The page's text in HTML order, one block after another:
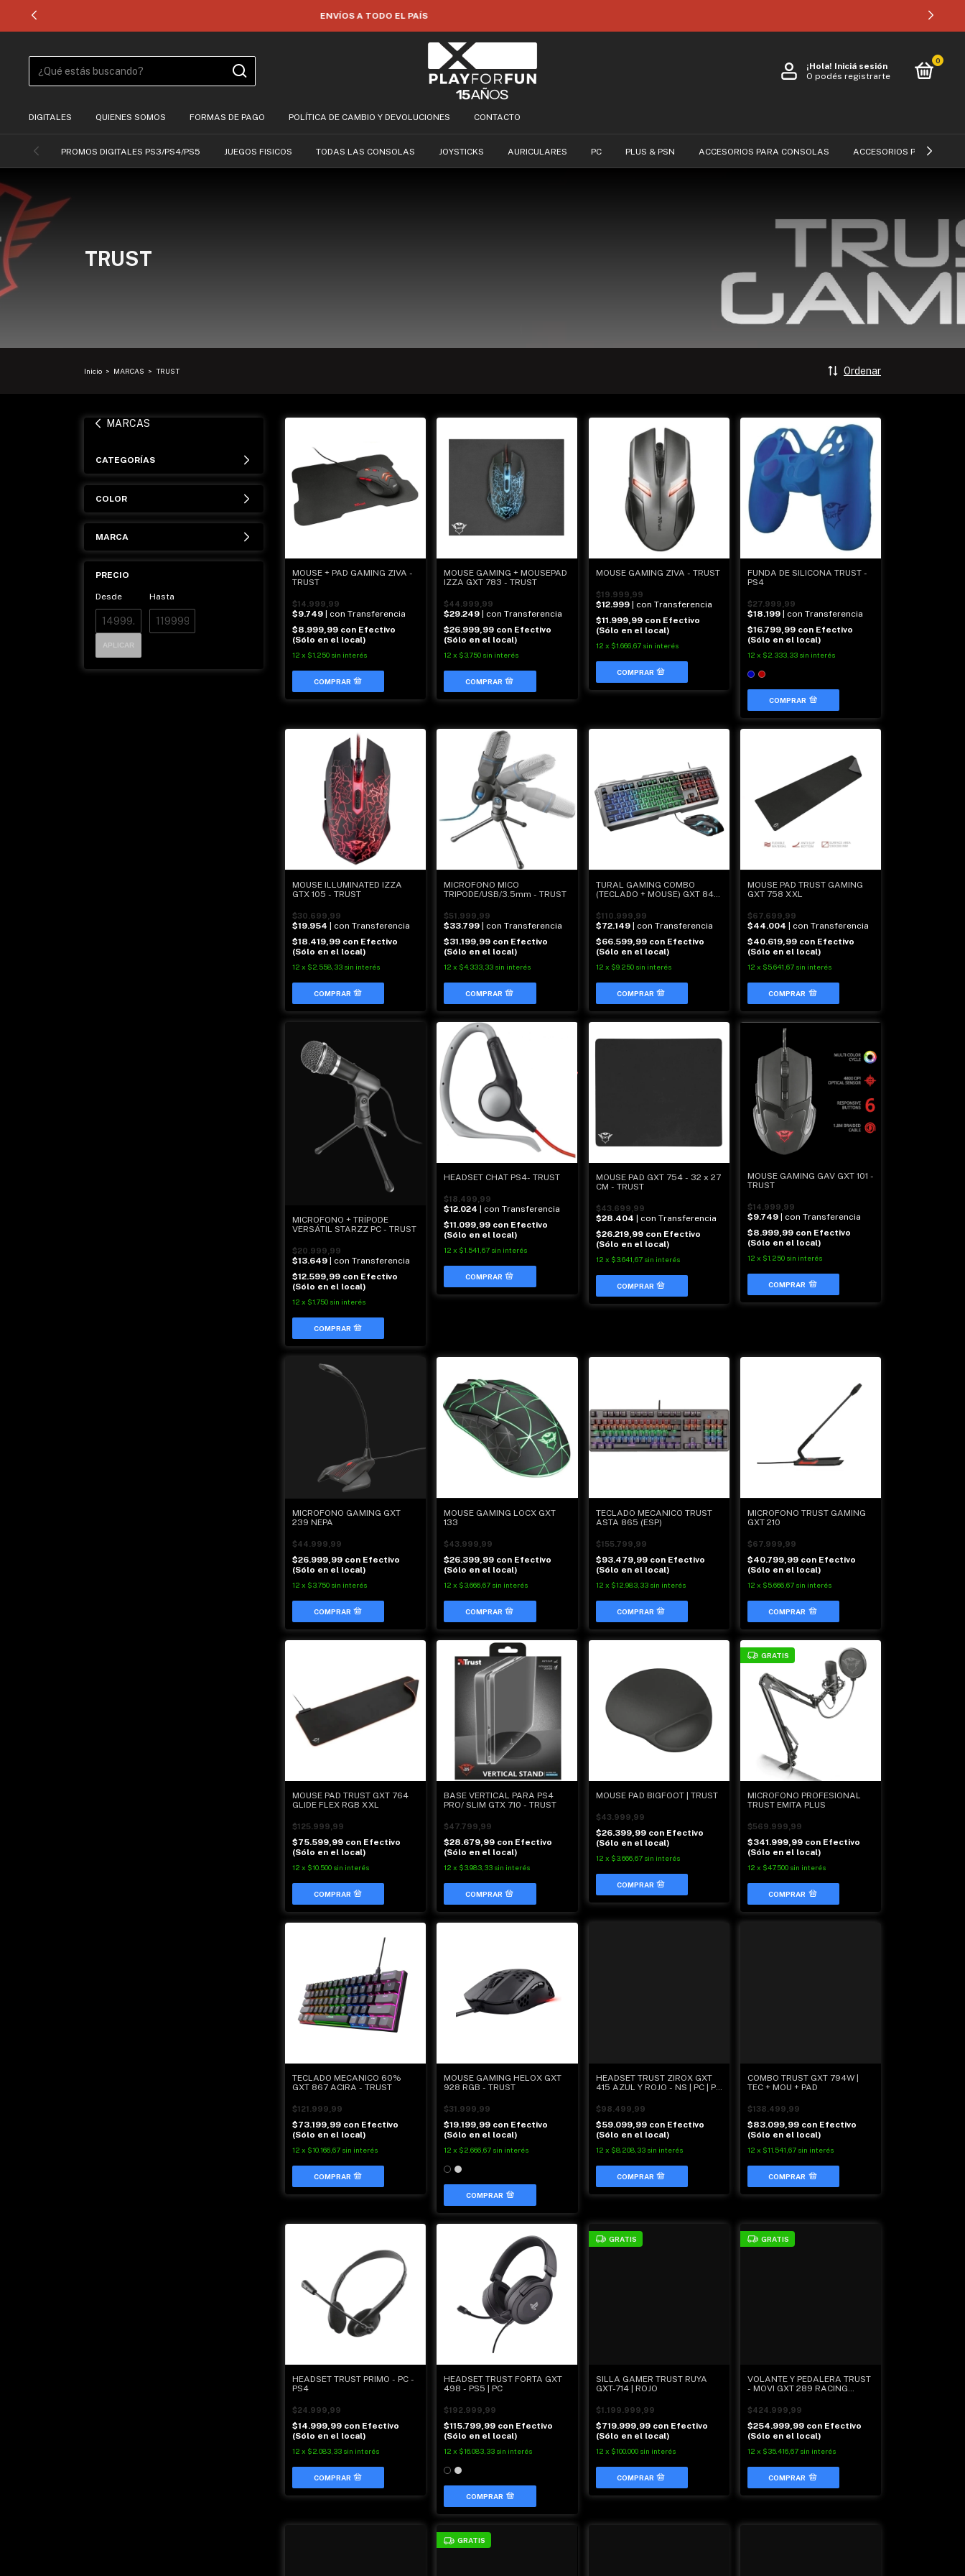
35% OFF POR TRANSFERENCIA
¡Hola! Iniciá sesión
O podés registrarte
0
DIGITALES QUIENES SOMOS FORMAS DE PAGO POLÍTICA DE CAMBIO Y DEVOLUCIONES CONTACTO
PROMOS DIGITALES PS3/PS4/PS5 JUEGOS FISICOS TODAS LAS CONSOLAS JOYSTICKS AURICULARES PC PLUS & PSN ACCESORIOS PARA CONSOLAS ACCESORIOS PARA
TRUST
Inicio > MARCAS > TRUST Ordenar
MARCAS
CATEGORÍAS
COLOR
MARCA
PRECIO
Desde Hasta
APLICAR
MOUSE + PAD GAMING ZIVA -
TRUST
$14.999,99
$9.749
| con Transferencia
$8.999,99 con Efectivo
(Sólo en el local)
12 x $1.250 sin interés
MOUSE GAMING + MOUSEPAD
IZZA GXT 783 - TRUST
$44.999,99
$29.249
| con Transferencia
$26.999,99 con Efectivo
(Sólo en el local)
12 x $3.750 sin interés
MOUSE GAMING ZIVA - TRUST
$19.999,99
$12.999
| con Transferencia
$11.999,99 con Efectivo
(Sólo en el local)
12 x $1.666,67 sin interés
FUNDA DE SILICONA TRUST -
PS4
$27.999,99
$18.199
| con Transferencia
$16.799,99 con Efectivo
(Sólo en el local)
12 x $2.333,33 sin interés
COMPRAR
MOUSE ILLUMINATED IZZA
GTX 105 - TRUST
$30.699,99
$19.954 | con Transferencia
$18.419,99 con Efectivo
(Sólo en el local)
12 x $2.558,33 sin interés
MICROFONO MICO
TRIPODE/USB/3.5mm - TRUST
$51.999,99
$33.799 | con Transferencia
$31.199,99 con Efectivo
(Sólo en el local)
12 x $4.333,33 sin interés
TURAL GAMING COMBO
(TECLADO + MOUSE) GXT 845
$110.999,99
$72.149 | con Transferencia
$66.599,99 con Efectivo
(Sólo en el local)
12 x $9.250 sin interés
MOUSE PAD TRUST GAMING
GXT 758 XXL
$67.699,99
$44.004 | con Transferencia
$40.619,99 con Efectivo
(Sólo en el local)
12 x $5.641,67 sin interés
MICROFONO + TRÍPODE
VERSÁTIL STARZZ PC - TRUST
$20.999,99
$13.649
| con Transferencia
$12.599,99 con Efectivo
(Sólo en el local)
12 x $1.750 sin interés
HEADSET CHAT PS4- TRUST
$18.499,99
$12.024 | con Transferencia
$11.099,99 con Efectivo
(Sólo en el local)
12 x $1.541,67 sin interés
MOUSE PAD GXT 754 - 32 x 27
CM - TRUST
$43.699,99
$28.404 | con Transferencia
$26.219,99 con Efectivo
(Sólo en el local)
12 x $3.641,67 sin interés
MOUSE GAMING GAV GXT 101 -
TRUST
$14.999,99
$9.749
| con Transferencia
$8.999,99 con Efectivo
(Sólo en el local)
12 x $1.250 sin interés
MICROFONO GAMING GXT
239 NEPA
$44.999,99
$26.999,99 con Efectivo
(Sólo en el local)
12 x $3.750 sin interés
MOUSE GAMING LOCX GXT
133
$43.999,99
$26.399,99 con Efectivo
(Sólo en el local)
12 x $3.666,67 sin interés
TECLADO MECANICO TRUST
ASTA 865 (ESP)
$155.799,99
$93.479,99 con Efectivo
(Sólo en el local)
12 x $12.983,33 sin interés
MICROFONO TRUST GAMING
GXT 210
$67.999,99
$40.799,99 con Efectivo
(Sólo en el local)
12 x $5.666,67 sin interés
MOUSE PAD TRUST GXT 764
GLIDE FLEX RGB XXL
$125.999,99
$75.599,99 con Efectivo
(Sólo en el local)
12 x $10.500 sin interés
BASE VERTICAL PARA PS4
PRO/ SLIM GTX 710 - TRUST
$47.799,99
$28.679,99 con Efectivo
(Sólo en el local)
12 x $3.983,33 sin interés
MOUSE PAD BIGFOOT | TRUST
$43.999,99
$26.399,99 con Efectivo
(Sólo en el local)
12 x $3.666,67 sin interés
GRATIS
MICROFONO PROFESIONAL
TRUST EMITA PLUS
$569.999,99
$341.999,99 con Efectivo
(Sólo en el local)
12 x $47.500 sin interés
TECLADO MECANICO 60%
GXT 867 ACIRA - TRUST
$121.999,99
$73.199,99 con Efectivo
(Sólo en el local)
12 x $10.166,67 sin interés
MOUSE GAMING HELOX GXT
928 RGB - TRUST
$31.999,99
$19.199,99 con Efectivo
(Sólo en el local)
12 x $2.666,67 sin interés
COMPRAR
HEADSET TRUST ZIROX GXT
415 AZUL Y ROJO - NS | PC | PS
$98.499,99
$59.099,99 con Efectivo
(Sólo en el local)
12 x $8.208,33 sin interés
COMBO TRUST GXT 794W |
TEC + MOU + PAD
$138.499,99
$83.099,99 con Efectivo
(Sólo en el local)
12 x $11.541,67 sin interés
HEADSET TRUST PRIMO - PC -
PS4
$24.999,99
$14.999,99 con Efectivo
(Sólo en el local)
12 x $2.083,33 sin interés
HEADSET TRUST FORTA GXT
498 - PS5 | PC
$192.999,99
$115.799,99 con Efectivo
(Sólo en el local)
12 x $16.083,33 sin interés
COMPRAR
GRATIS
SILLA GAMER TRUST RUYA
GXT-714 | ROJO
$1.199.999,99
$719.999,99 con Efectivo
(Sólo en el local)
12 x $100.000 sin interés
GRATIS
VOLANTE Y PEDALERA TRUST
- MOVI GXT 289 RACING
$424.999,99
$254.999,99 con Efectivo
(Sólo en el local)
12 x $35.416,67 sin interés
GRATIS